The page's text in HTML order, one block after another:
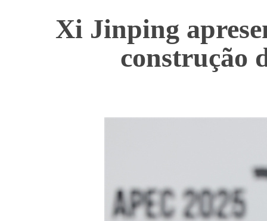
Xi Jinping
construção